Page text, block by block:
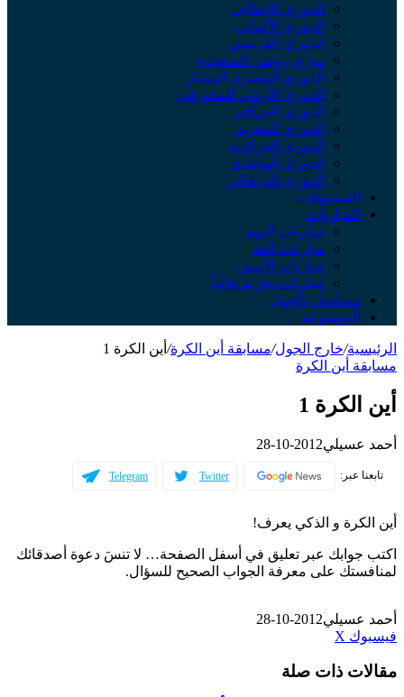
الدوري الإيطالي
الدوري الألماني
الدوري الفرنسي
دوري روشن السعودي
الدوري المصري الممتاز
الدوري الأردني للمحترفين
الدوري العراقي
الدوري المغربي
الدوري الجزائري
الدوري الهولندي
الدوري البرتغالي
الفيديوهات
المباريات
مباريات اليوم
مباريات الغد
مباريات الأمس
مباريات جارية حالياً
مسلسل بالجول
الموسوعة
الرئيسية/خارج الجول/مسابقة أين الكرة/ أين الكرة 1
مسابقة أين الكرة
أين الكرة 1
أحمد عسيلي2012-10-28
تابعنا عبر: Twitter
Telegram
أين الكرة و الذكي يعرف!
اكتب جوابك عبر تعليق في أسفل الصفحة… لا تنسَ دعوة أصدقائك
لمنافستك على معرفة الجواب الصحيح للسؤال.
أحمد عسيلي2012-10-28
فيسبوك ‫X
البريد
مقالات ذات صلة